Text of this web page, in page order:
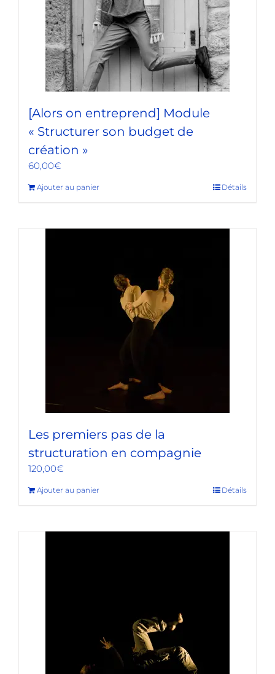
[Alors on entreprend] Module
« Structurer son budget de
création »
60,00€
Ajouter au panier Détails
Les premiers pas de la
structuration en compagnie
120,00€
Ajouter au panier Détails